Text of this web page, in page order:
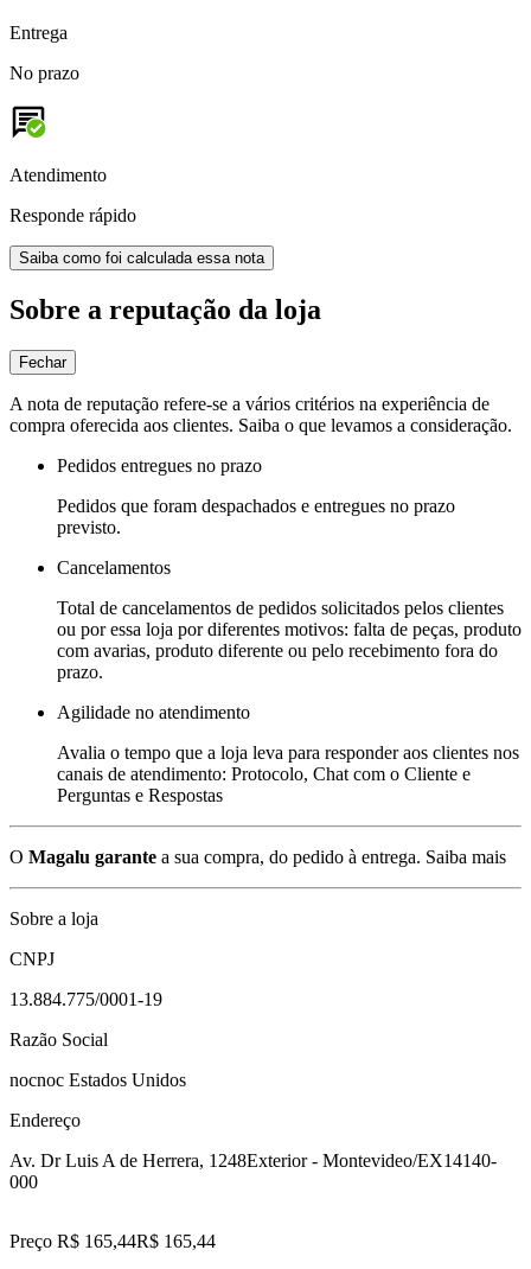
Entrega
No prazo
Atendimento
Responde rápido
Saiba como foi calculada essa nota
Sobre a reputação da loja
Fechar
A nota de reputação refere-se a vários critérios na experiência de
compra oferecida aos clientes. Saiba o que levamos a consideração.
Pedidos entregues no prazo
Pedidos que foram despachados e entregues no prazo
previsto.
Cancelamentos
Total de cancelamentos de pedidos solicitados pelos clientes
ou por essa loja por diferentes motivos: falta de peças, produto
com avarias, produto diferente ou pelo recebimento fora do
prazo.
Agilidade no atendimento
Avalia o tempo que a loja leva para responder aos clientes nos
canais de atendimento: Protocolo, Chat com o Cliente e
Perguntas e Respostas
O Magalu garante a sua compra, do pedido à entrega. Saiba mais
Sobre a loja
CNPJ
13.884.775/0001-19
Razão Social
nocnoc Estados Unidos
Endereço
Av. Dr Luis A de Herrera, 1248Exterior - Montevideo/EX14140-
000
Preço R$ 165,44R$ 165,44